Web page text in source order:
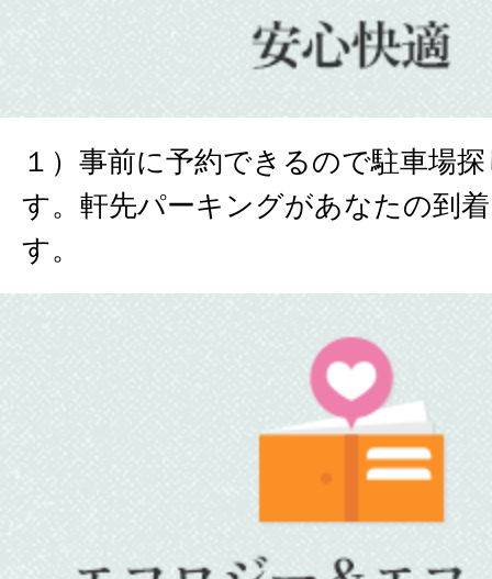
１）事前に予約できるので駐車場
す。軒先パーキングがあなたの到
す。